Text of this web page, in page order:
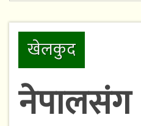
खेलकुद
नेपालसंग